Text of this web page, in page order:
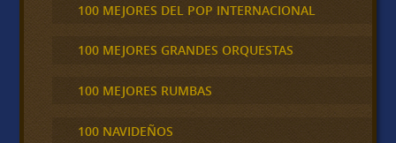
100 MEJORES DEL POP INTERNACIONAL
100 MEJORES GRANDES ORQUESTAS
100 MEJORES RUMBAS
100 NAVIDEÑOS